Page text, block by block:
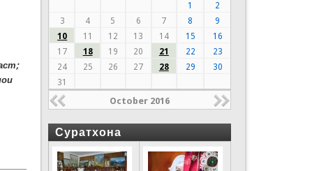
;
1
2
3
4 5 6 7 8
9
10
11 12 13 14 15
16
17
18 19 20 21 22
23
24
25 26 27 28 29
30
31
October 2016
Суратхона